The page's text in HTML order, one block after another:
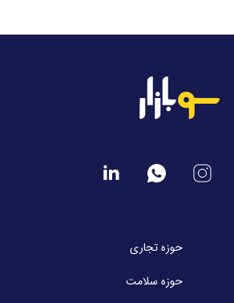
حوزه تجاری
حوزه سلامت